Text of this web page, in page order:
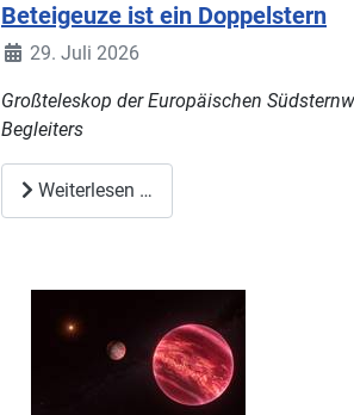
Beteigeuze ist ein Doppelstern
29. Juli 2026
Großteleskop der Europäischen
Begleiters
Weiterlesen …